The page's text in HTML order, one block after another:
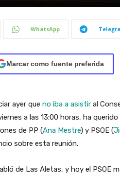
WhatsApp
Marcar como fuente preferida
ayer que no iba a asistir al
a las 13:00 horas, ha
de PP (Ana Mestre) y PSOE (
sobre esta reunión.
de Las Aletas, y hoy el PSOE